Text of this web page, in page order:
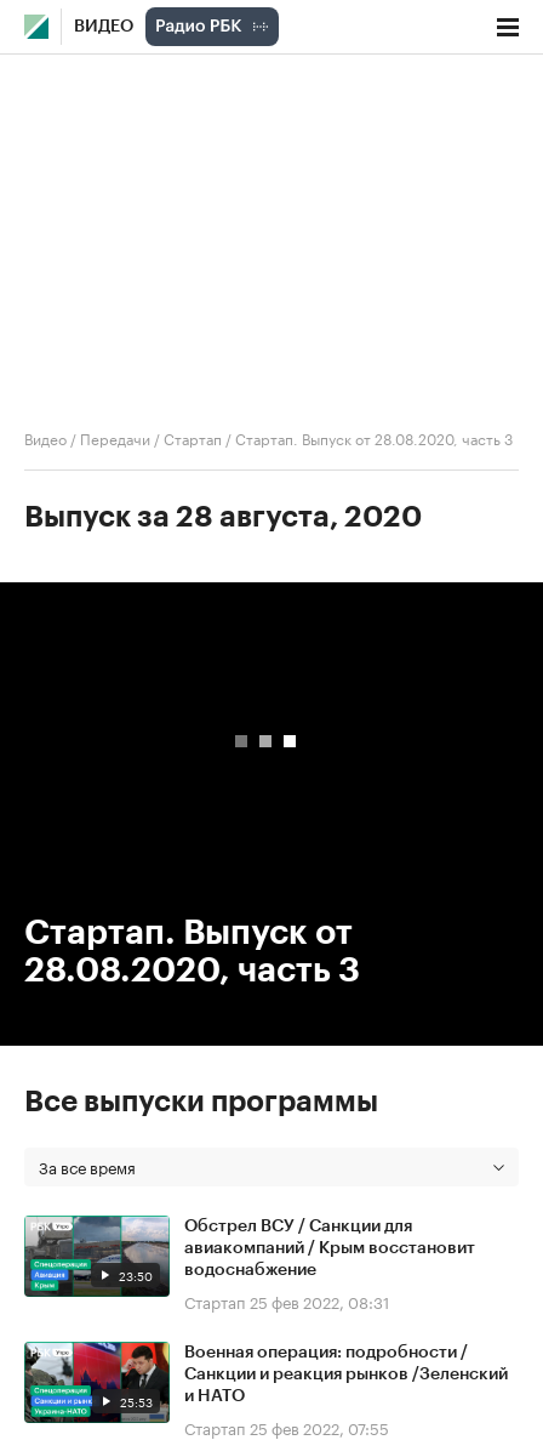
ВИДЕО
Видео / Передачи /Стартап /Стартап. Выпуск от 28.08.2020, часть 3
Выпуск за 28 августа, 2020
Стартап. Выпуск от
28.08.2020, часть 3
Все выпуски программы
За все время
23:50
Обстрел ВСУ / Санкции для
авиакомпаний / Крым восстановит
водоснабжение
Стартап 25 фев 2022, 08:31
25:53
Военная операция: подробности /
Санкции и реакция рынков /Зеленский
и НАТО
Стартап 25 фев 2022, 07:55